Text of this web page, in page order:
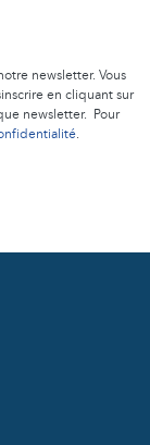
newsletter. Vous
en cliquant sur
newsletter. Pour
.